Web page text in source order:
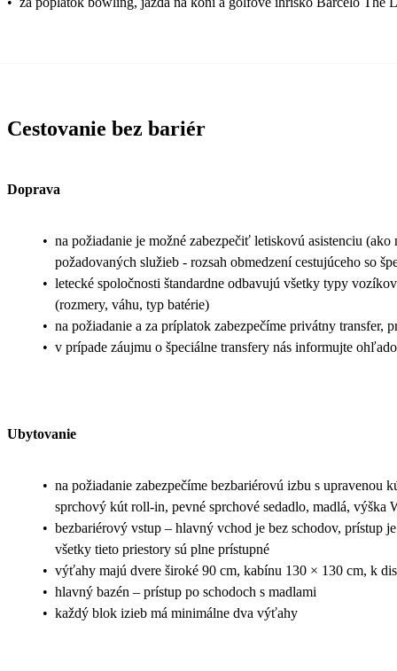
Cestovanie bez bariér
Doprava
• na požiadanie je možné zabezpečiť letiskovú asistenciu
požadovaných služieb - rozsah obmedzení cestujúceho so
• letecké spoločnosti štandardne odbavujú všetky typy
(rozmery, váhu, typ batérie)
• na požiadanie a za príplatok zabezpečíme privátny transfer,
• v prípade záujmu o špeciálne transfery nás informujte
Ubytovanie
• na požiadanie zabezpečíme bezbariérovú izbu s
sprchový kút roll-in, pevné sprchové sedadlo, madlá, výška
• bezbariérový vstup – hlavný vchod je bez schodov, prístup
všetky tieto priestory sú plne prístupné
• výťahy majú dvere široké 90 cm, kabínu 130 × 130 cm, k
• hlavný bazén – prístup po schodoch s madlami
• každý blok izieb má minimálne dva výťahy